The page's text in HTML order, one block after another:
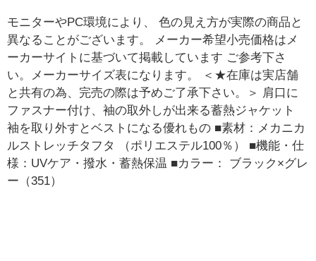
モニターやPC環境により、 色の見え方が実際の商品と
異なることがございます。 メーカー希望小売価格はメ
ーカーサイトに基づいて掲載しています ご参考下さ
い。メーカーサイズ表になります。 ＜★在庫は実店舗
と共有の為、完売の際は予めご了承下さい。＞ 肩口に
ファスナー付け、袖の取外しが出来る蓄熱ジャケット
袖を取り外すとベストになる優れもの ■素材：メカニカ
ルストレッチタフタ （ポリエステル100％） ■機能・仕
様：UVケア・撥水・蓄熱保温 ■カラー： ブラック×グレ
ー（351）